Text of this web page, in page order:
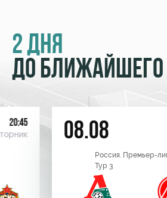
2 ДНЯ
ДО
20:45 08.08
Россия. Премьер-
Тур 3